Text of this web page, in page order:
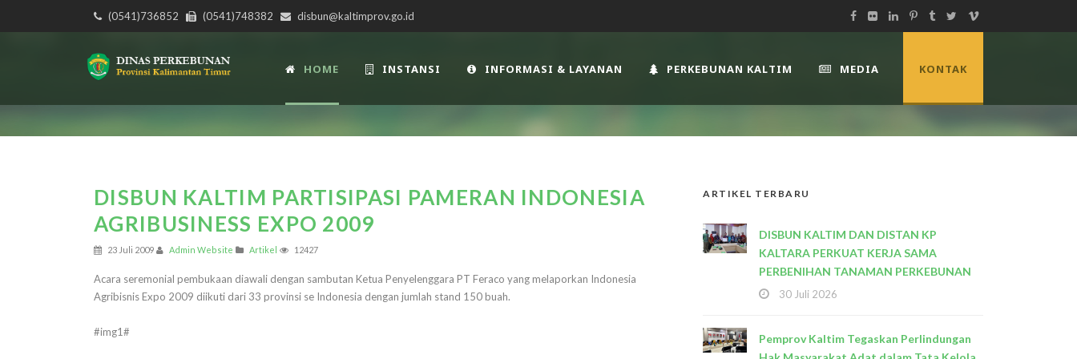
(0541)736852 (0541)748382 disbun@kaltimprov.go.id
HOME INSTANSI INFORMASI & LAYANAN PERKEBUNAN KALTIM MEDIA KONTAK
DISBUN KALTIM PARTISIPASI PAMERAN INDONESIA
AGRIBUSINESS EXPO 2009
23 Juli 2009 Admin Website Artikel 12427
Acara seremonial pembukaan diawali dengan sambutan Ketua Penyelenggara PT Feraco yang melaporkan Indonesia
Agribisnis Expo 2009 diikuti dari 33 provinsi se Indonesia dengan jumlah stand 150 buah.
#img1#
ARTIKEL TERBARU
DISBUN KALTIM DAN DISTAN KP
KALTARA PERKUAT KERJA SAMA
PERBENIHAN TANAMAN PERKEBUNAN
30 Juli 2026
Pemprov Kaltim Tegaskan Perlindungan